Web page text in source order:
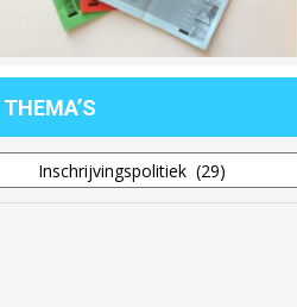
THEMA’S